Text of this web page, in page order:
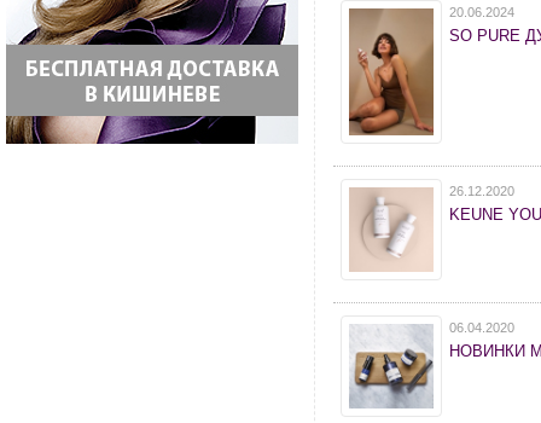
20.06.2024
SO PURE
26.12.2020
KEUNE
06.04.2020
НОВИНКИ